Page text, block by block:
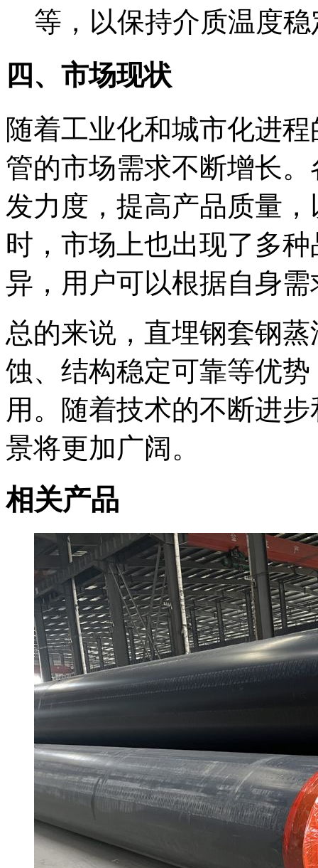
等，以保持介质温度
四、市场现状
随着工业化和城市化进
管的市场需求不断增长
发力度，提高产品质量
时，市场上也出现了多
异，用户可以根据自身
总的来说，直埋钢套钢
蚀、结构稳定可靠等优
用。随着技术的不断进
景将更加广阔。
相关产品